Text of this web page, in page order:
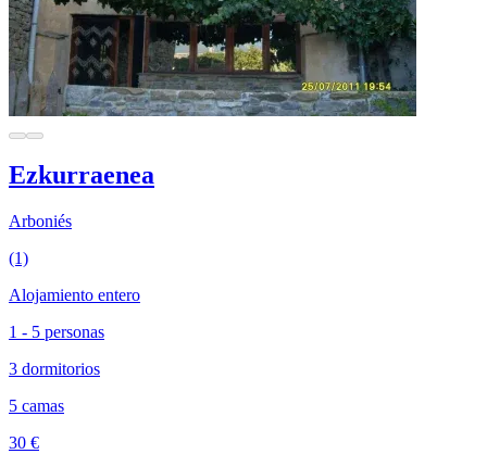
Ezkurraenea
Arboniés
(1)
Alojamiento entero
1 - 5 personas
3 dormitorios
5 camas
30 €